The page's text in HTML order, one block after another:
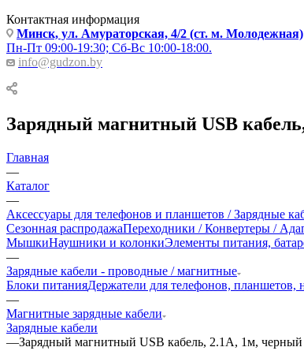
Контактная информация
Минск, ул. Амураторская, 4/2 (ст. м. Молодежная)
Пн-Пт 09:00-19:30; Сб-Вс 10:00-18:00.
info@gudzon.by
Зарядный магнитный USB
Главная
—
Каталог
—
Аксессуары для телефонов и планшетов / Зарядные
Сезонная распродажаПереходники / Конвертеры /
МышкиНаушники и колонкиЭлементы питания,
—
Зарядные кабели - проводные / магнитные
Блоки питанияДержатели для телефонов, планшетов,
—
Магнитные зарядные кабели
Зарядные кабели
—Зарядный магнитный USB кабель, 2.1А, 1м, черный